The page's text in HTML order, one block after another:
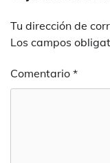
Tu dirección de
Los campos
Comentario *